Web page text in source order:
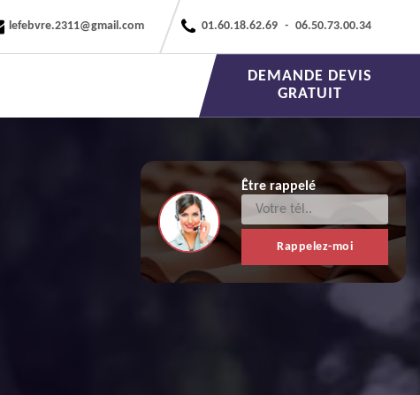
lefebvre.2311@gmail.com 01.60.18.62.69 - 06.50.73.00.34
DEMANDE DEVIS
GRATUIT
Être rappelé